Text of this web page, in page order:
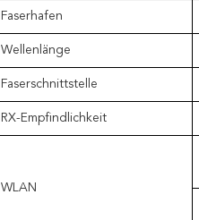
Faserhafen
Wellenlänge
Faserschnittstelle
RX-Empfindlichkeit
WLAN